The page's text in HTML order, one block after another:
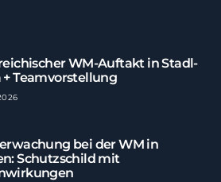
WM-Auftakt in Stadl-
+ Teamvorstellung
bei der WM in
Schutzschild mit